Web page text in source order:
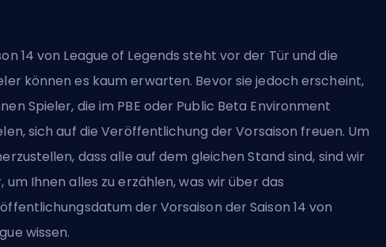
14 von League of Legends steht vor der Tür und die
können es kaum erwarten. Bevor sie jedoch erscheint,
Spieler, die im PBE oder Public Beta Environment
sich auf die Veröffentlichung der Vorsaison freuen. Um
dass alle auf dem gleichen Stand sind, sind wir
um Ihnen alles zu erzählen, was wir über das
der Vorsaison der Saison 14 von
wissen.